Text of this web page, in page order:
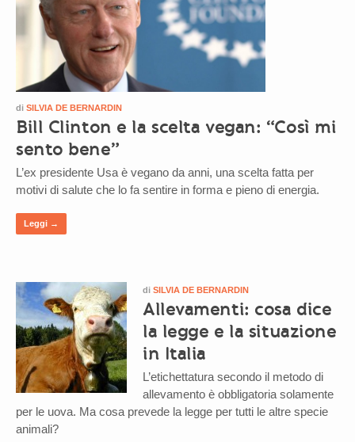
di SILVIA DE BERNARDIN
Bill Clinton e la scelta vegan: “Così mi
sento bene”
L’ex presidente Usa è vegano da anni, una scelta fatta per
motivi di salute che lo fa sentire in forma e pieno di energia.
Leggi →
di SILVIA DE BERNARDIN
Allevamenti: cosa dice
la legge e la situazione
in Italia
L’etichettatura secondo il metodo di
allevamento è obbligatoria solamente
per le uova. Ma cosa prevede la legge per tutti le altre specie
animali?